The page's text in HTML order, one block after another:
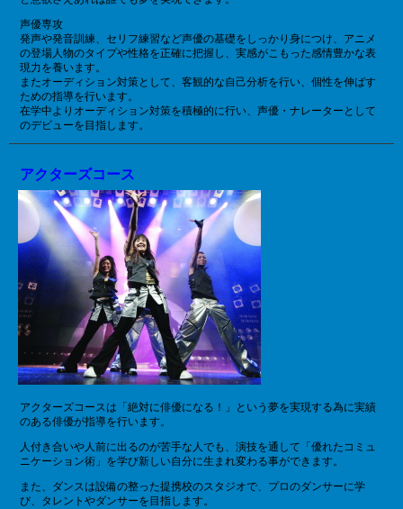
声優専攻
発声や発音訓練、セリフ練習など声優の基礎をしっかり身につけ、アニメ
の登場人物のタイプや性格を正確に把握し、実感がこもった感情豊かな表
現力を養います。
またオーディション対策として、客観的な自己分析を行い、個性を伸ばす
ための指導を行います。
在学中よりオーディション対策を積極的に行い、声優・ナレーターとして
のデビューを目指します。
アクターズコース
アクターズコースは「絶対に俳優になる！」という夢を実現する為に実績
のある俳優が指導を行います。
人付き合いや人前に出るのが苦手な人でも、演技を通して「優れたコミュ
ニケーション術」を学び新しい自分に生まれ変わる事ができます。
また、ダンスは設備の整った提携校のスタジオで、プロのダンサーに学
び、タレントやダンサーを目指します。